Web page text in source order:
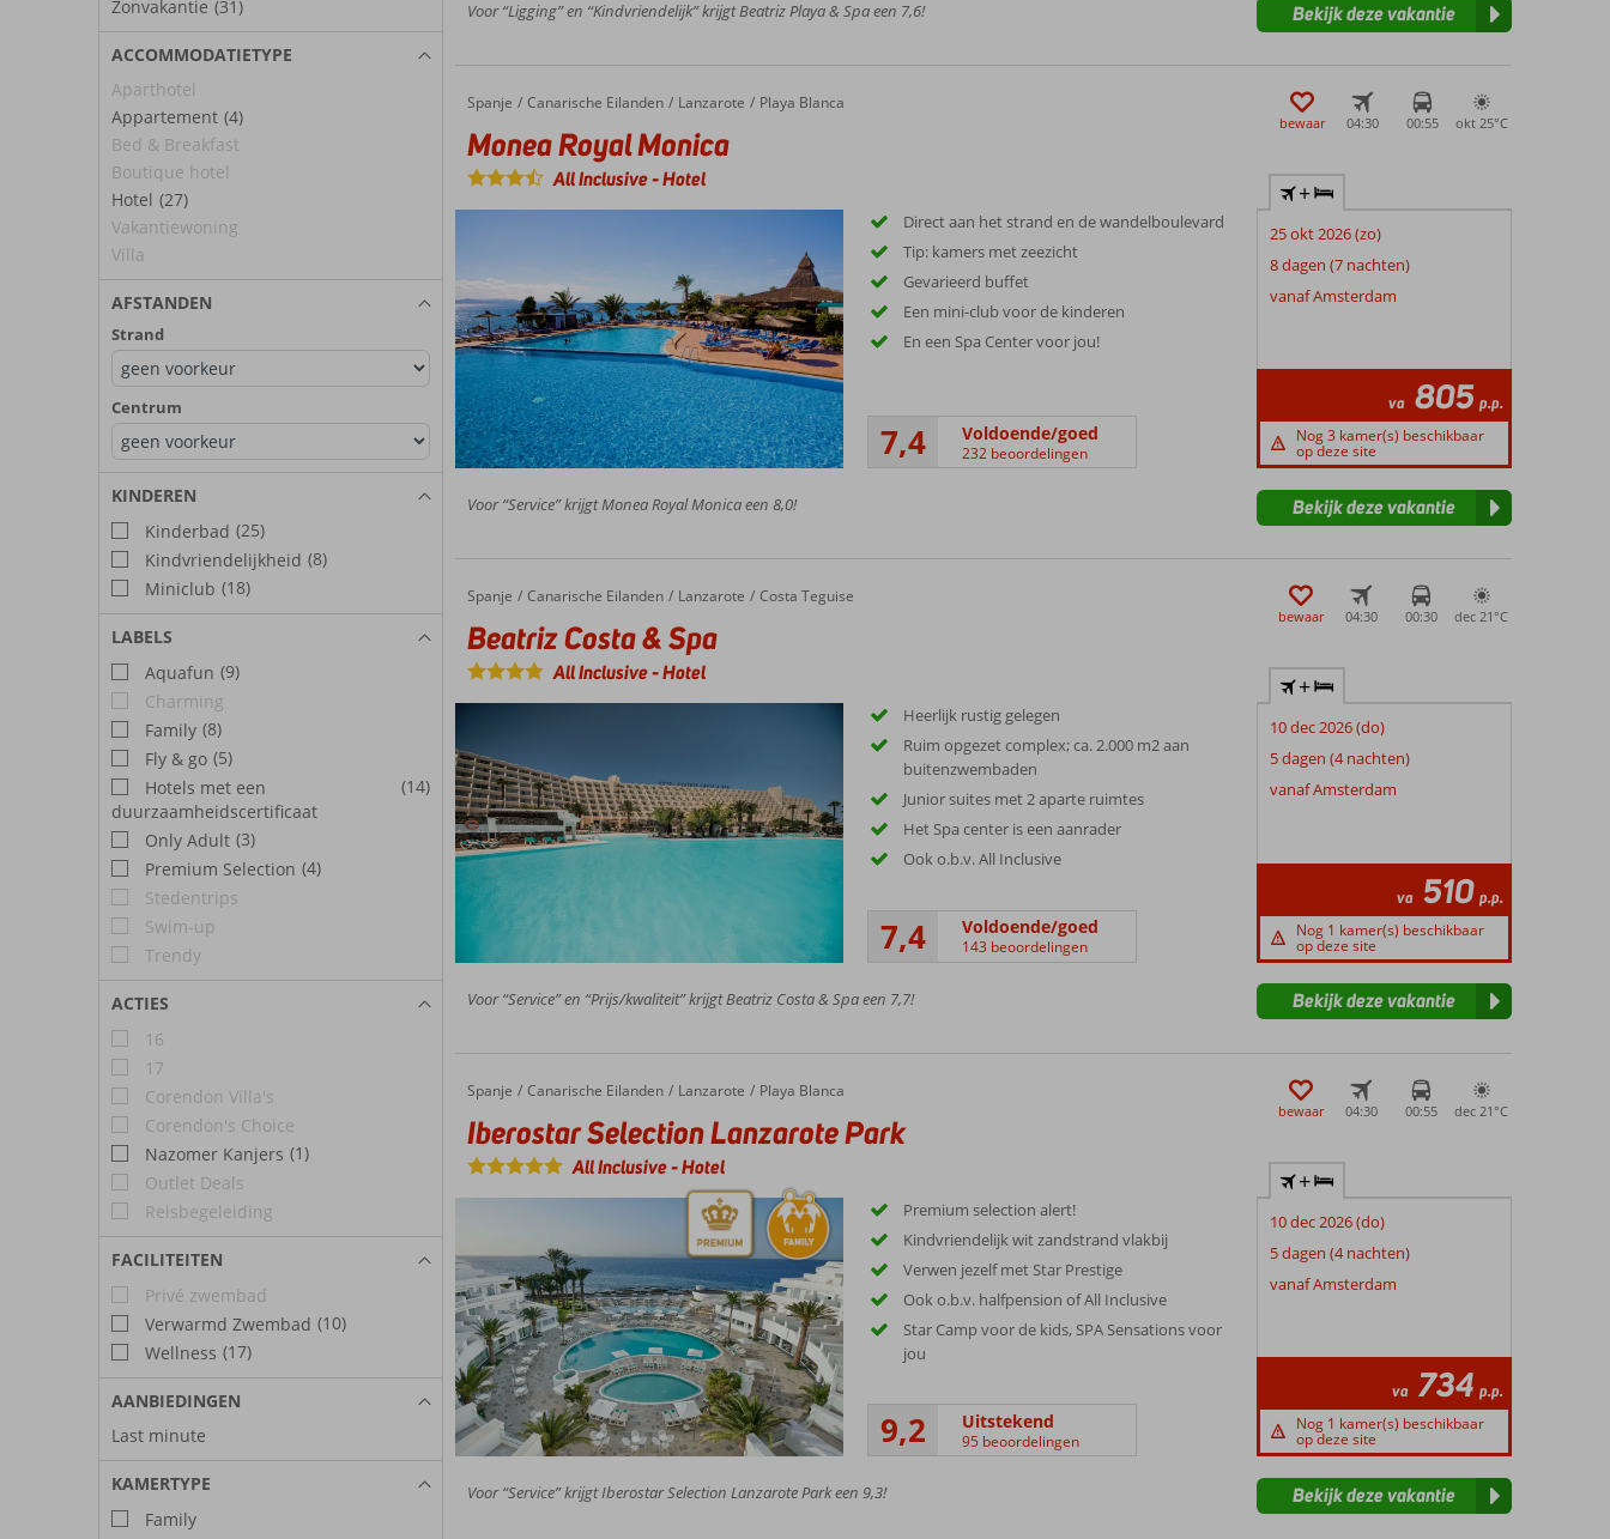
Zonvakantie (31)
ACCOMMODATIETYPE
Aparthotel
Appartement (4)
Bed & Breakfast
Boutique hotel
Hotel (27)
Vakantiewoning
Villa
AFSTANDEN
Strand
Centrum
KINDEREN
Kinderbad (25)
Kindvriendelijkheid (8)
Miniclub (18)
LABELS
Aquafun (9)
Charming
Family (8)
Fly & go (5)
Hotels met een
duurzaamheidscertificaat
(14)
Only Adult (3)
Premium Selection (4)
Stedentrips
Swim-up
Trendy
ACTIES
16
17
Corendon Villa's
Corendon's Choice
Nazomer Kanjers (1)
Outlet Deals
Reisbegeleiding
FACILITEITEN
Privé zwembad
Verwarmd Zwembad (10)
Wellness (17)
AANBIEDINGEN
Last minute
KAMERTYPE
Family
Voor “Ligging” en “Kindvriendelijk” krijgt Beatriz Playa & Spa een 7,6! Bekijk deze vakantie
Home
Spanje Canarische Eilanden Lanzarote Playa Blanca
Monea Royal Monica
Monea Royal Monica
All Inclusive-Hotel
bewaar 04:30 00:55 okt 25°C
Direct aan het strand en de wandelboulevard
Tip: kamers met zeezicht
Gevarieerd buffet
Een mini-club voor de kinderen
En een Spa Center voor jou!
7,4 Voldoende/goed
232 beoordelingen
+
25 okt 2026 (zo)
8 dagen (7 nachten)
vanaf Amsterdam
va 805 p.p.
Nog 3 kamer(s) beschikbaar
op deze site
Voor “Service” krijgt Monea Royal Monica een 8,0! Bekijk deze vakantie
Home
Spanje Canarische Eilanden Lanzarote Costa Teguise
Beatriz Costa & Spa
Beatriz Costa & Spa
All Inclusive-Hotel
bewaar 04:30 00:30 dec 21°C
Heerlijk rustig gelegen
Ruim opgezet complex; ca. 2.000 m2 aan
buitenzwembaden
Junior suites met 2 aparte ruimtes
Het Spa center is een aanrader
Ook o.b.v. All Inclusive
7,4 Voldoende/goed
143 beoordelingen
+
10 dec 2026 (do)
5 dagen (4 nachten)
vanaf Amsterdam
va 510 p.p.
Nog 1 kamer(s) beschikbaar
op deze site
Voor “Service” en “Prijs/kwaliteit” krijgt Beatriz Costa & Spa een 7,7! Bekijk deze vakantie
Home
Spanje Canarische Eilanden Lanzarote Playa Blanca
Iberostar Selection Lanzarote Park
Iberostar Selection Lanzarote Park
All Inclusive-Hotel
bewaar 04:30 00:55 dec 21°C
Premium selection alert!
Kindvriendelijk wit zandstrand vlakbij
Verwen jezelf met Star Prestige
Ook o.b.v. halfpension of All Inclusive
Star Camp voor de kids, SPA Sensations voor
jou
9,2 Uitstekend
95 beoordelingen
+
10 dec 2026 (do)
5 dagen (4 nachten)
vanaf Amsterdam
va 734 p.p.
Nog 1 kamer(s) beschikbaar
op deze site
Voor “Service” krijgt Iberostar Selection Lanzarote Park een 9,3! Bekijk deze vakantie